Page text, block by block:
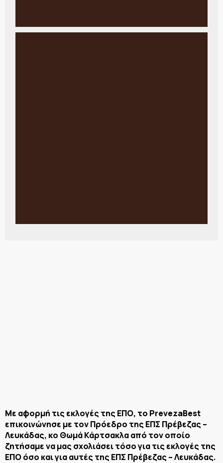
Με αφορμή τις εκλογές της ΕΠΟ, το PrevezaBest
επικοινώνησε με τον Πρόεδρο της ΕΠΣ Πρέβεζας –
Λευκάδας, κο Θωμά Κάρτσακλα από τον οποίο
ζητήσαμε να μας σχολιάσει τόσο για τις εκλογές της
ΕΠΟ όσο και για αυτές της ΕΠΣ Πρέβεζας – Λευκάδας.